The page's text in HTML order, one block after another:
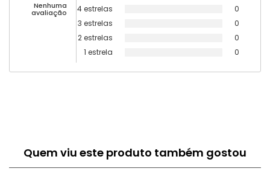
Nenhuma
avaliação
4 estrelas
0
3 estrelas
0
2 estrelas
0
1 estrela
0
Quem viu este produto também gostou